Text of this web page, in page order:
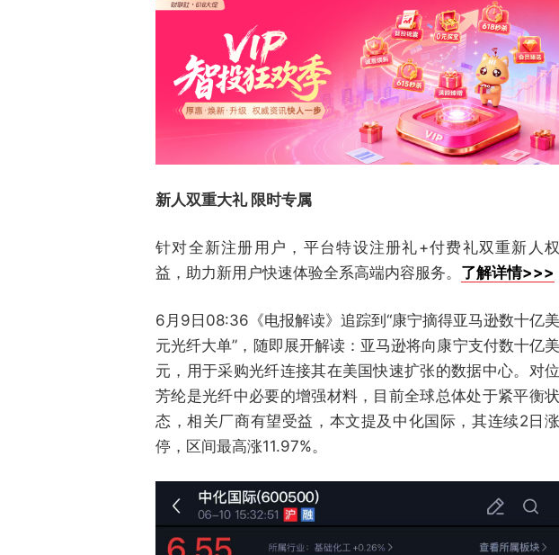
新人双重大礼 限时专属
针对全新注册用户，平台特设注册礼+付费礼双重新人权
益，助力新用户快速体验全系高端内容服务。 了解详情>>>
6月9日08:36《电报解读》追踪到“康宁摘得亚马逊数十亿美
元光纤大单”，随即展开解读：亚马逊将向康宁支付数十亿美
元，用于采购光纤连接其在美国快速扩张的数据中心。对位
芳纶是光纤中必要的增强材料，目前全球总体处于紧平衡状
态，相关厂商有望受益，本文提及中化国际，其连续2日涨
停，区间最高涨11.97%。